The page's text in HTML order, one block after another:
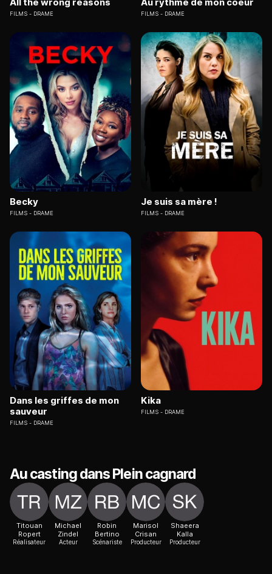
FILMS DRAME FILMS DRAME
Becky
FILMS DRAME
Je suis sa mère !
FILMS DRAME
Dans les griffes de mon
sauveur
FILMS DRAME
Kika
FILMS DRAME
Au casting dans Plein cagnard
Titouan
Ropert
Réalisateur
Michael
Zindel
Acteur
Robin
Bertino
Scénariste
Marisol
Crisan
Producteur
Shaeera
Kalla
Producteur